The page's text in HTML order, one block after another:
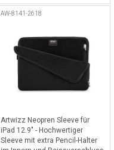
AW-8141-2618
Artwizz Neopren Sleeve für
iPad 12.9" - Hochwertiger
Sleeve mit extra Pencil-Halter